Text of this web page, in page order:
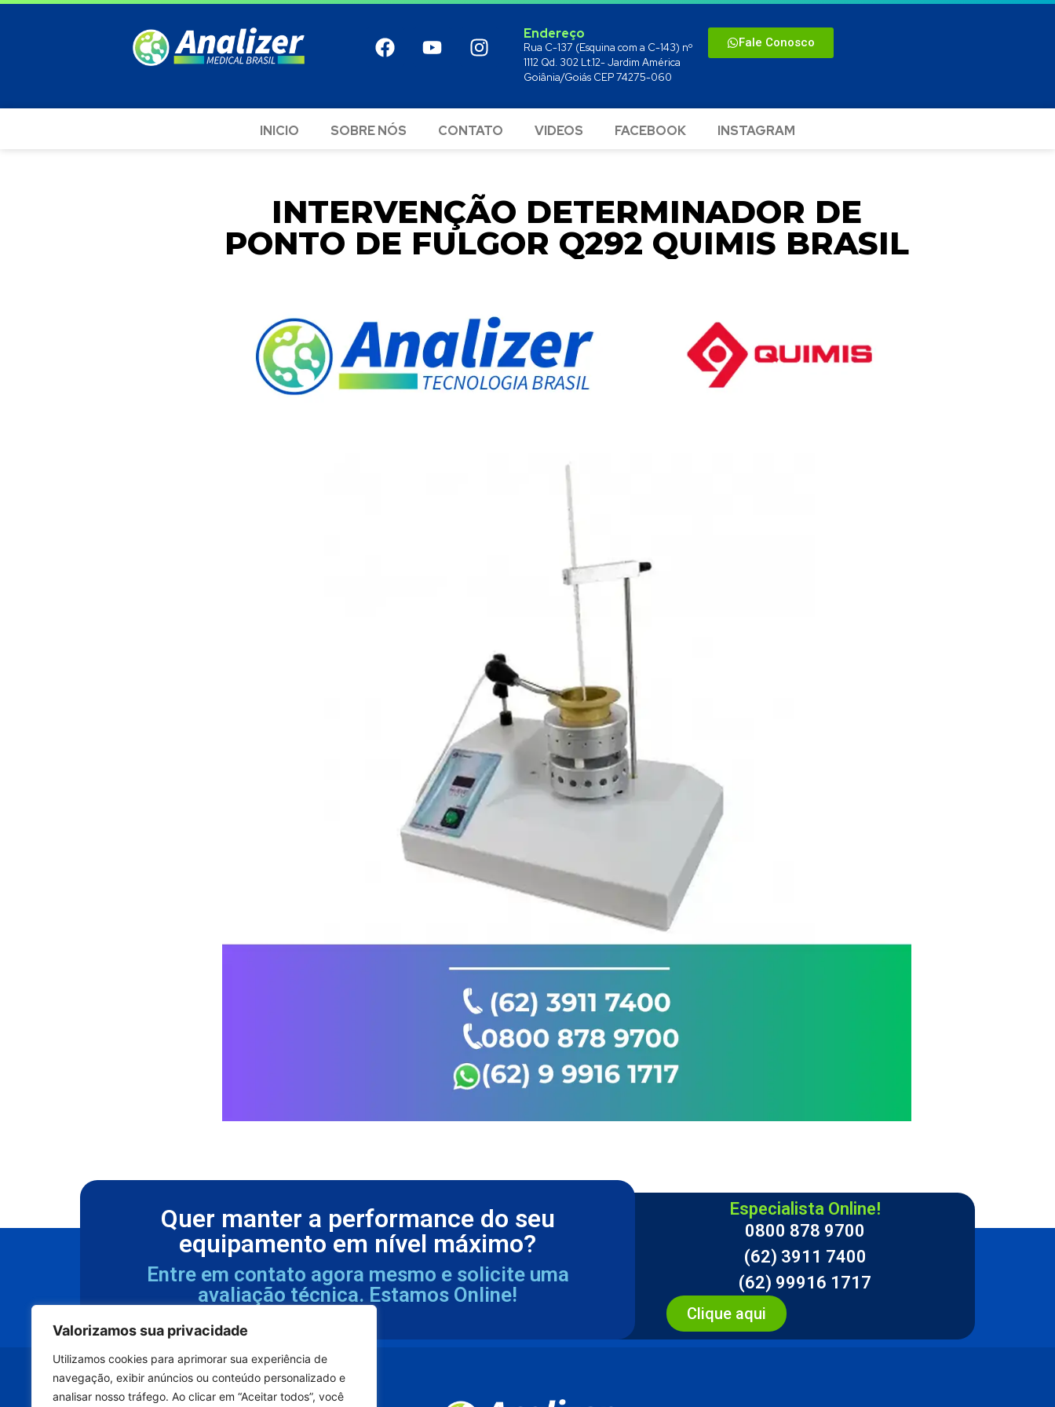
Valorizamos sua privacidade
Utilizamos cookies para aprimorar sua experiência de
navegação, exibir anúncios ou conteúdo personalizado e
analisar nosso tráfego. Ao clicar em “Aceitar todos”, você
Endereço
Rua C-137 (Esquina com a C-143) nº
1112 Qd. 302 Lt.12- Jardim América
Goiânia/Goiás CEP 74275-060
Fale Conosco
INICIO SOBRE NÓS CONTATO VIDEOS FACEBOOK INSTAGRAM
INTERVENÇÃO DETERMINADOR DE
PONTO DE FULGOR Q292 QUIMIS BRASIL
Quer manter a performance do seu
equipamento em nível máximo?
Entre em contato agora mesmo e solicite uma
avaliação técnica. Estamos Online!
Especialista Online!
0800 878 9700
(62) 3911 7400
(62) 99916 1717
Clique aqui